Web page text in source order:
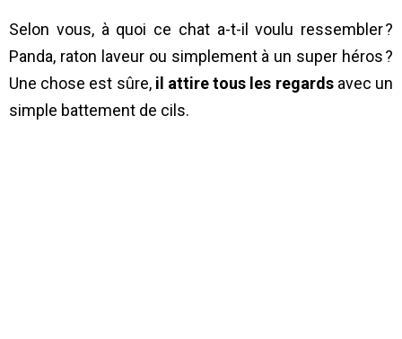
Selon vous, à quoi ce chat a-t-il voulu ressembler ?
Panda, raton laveur ou simplement à un super héros ?
Une chose est sûre, il attire tous les regardsavec un
simple battement de cils.